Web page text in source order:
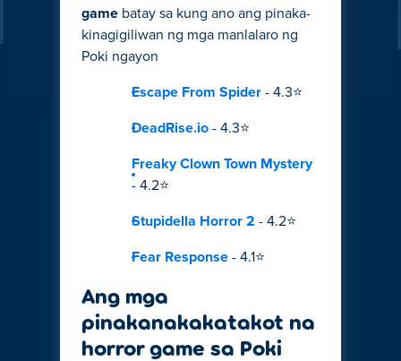
game batay sa kung ano ang pinaka-
kinagigiliwan ng mga manlalaro ng
Poki ngayon
Escape From Spider - 4.3⭐
DeadRise.io - 4.3⭐
Freaky Clown Town Mystery
- 4.2⭐
Stupidella Horror 2 - 4.2⭐
Fear Response - 4.1⭐
Ang mga
pinakanakakatakot na
horror game sa Poki